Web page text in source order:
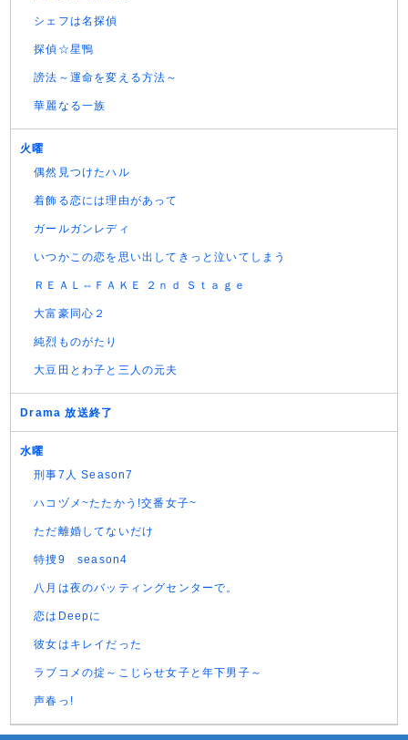
シェフは名探偵
探偵☆星鴨
謗法～運命を変える方法～
華麗なる一族
火曜
偶然見つけたハル
着飾る恋には理由があって
ガールガンレディ
いつかこの恋を思い出してきっと泣いてしまう
ＲＥＡＬ⇔ＦＡＫＥ ２ｎｄ Ｓｔａｇｅ
大富豪同心２
純烈ものがたり
大豆田とわ子と三人の元夫
Drama 放送終了
水曜
刑事7人 Season7
ハコヅメ~たたかう!交番女子~
ただ離婚してないだけ
特捜9 season4
八月は夜のバッティングセンターで。
恋はDeepに
彼女はキレイだった
ラブコメの掟～こじらせ女子と年下男子～
声春っ!